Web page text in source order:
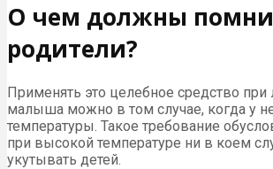
О чем должны
родители?
Применять это целебное средство при
малыша можно в том случае, когда у
температуры. Такое требование
при высокой температуре ни в коем
укутывать детей.